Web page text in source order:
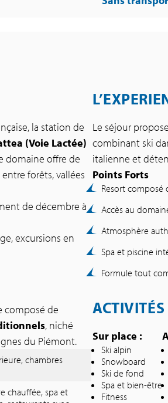
la station de
(Voie Lactée)
domaine offre de
forêts, vallées
de décembre à
excursions en
composé de
, niché
du Piémont.
chambres
chauffée, spa et
Le séjour
combinant ski
italienne et
Points Forts
Resort composé
Accès au
Atmosphère
Spa et piscine
Formule tout
ACTIVITÉS
Sur place :
Ski alpin
Snowboard
Ski de fond
Spa et bien-être
Fitness